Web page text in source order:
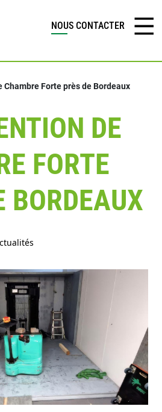
NOUS CONTACTER
Chambre Forte près de Bordeaux
DE
FORTE
BORDEAUX